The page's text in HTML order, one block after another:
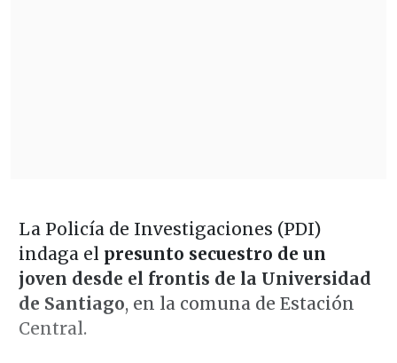
La Policía de Investigaciones (PDI)
indaga el presunto secuestro de un
joven desde el frontis de la Universidad
de Santiago, en la comuna de Estación
Central.